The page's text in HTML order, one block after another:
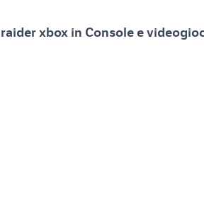
xbox in Console e